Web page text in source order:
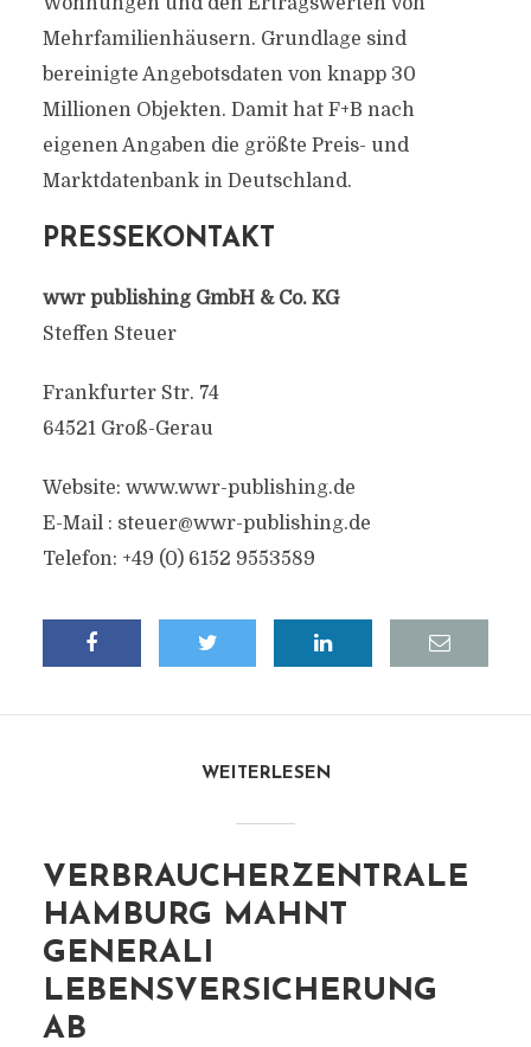
Mehrfamilienhäusern. Grundlage sind
bereinigte Angebotsdaten von knapp 30
Millionen Objekten. Damit hat F+B nach
eigenen Angaben die größte Preis- und
Marktdatenbank in Deutschland.
PRESSEKONTAKT
wwr publishing GmbH & Co. KG
Steffen Steuer
Frankfurter Str. 74
64521 Groß-Gerau
Website: www.wwr-publishing.de
E-Mail : steuer@wwr-publishing.de
Telefon: +49 (0) 6152 9553589
WEITERLESEN
VERBRAUCHERZENTRALE
HAMBURG MAHNT
GENERALI
LEBENSVERSICHERUNG
AB